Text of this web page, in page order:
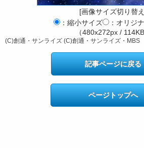
[画像サイズ切り替
：縮小サイズ
：オリジ
（480x272px / 114KB
(C)創通・サンライズ (C)創通・サンライズ・MBS
記事ページに戻る
ページトップへ